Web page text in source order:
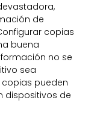
de
copias
buena
no se
sea
pueden
dispositivos de